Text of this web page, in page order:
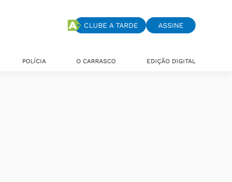
CLUBE A TARDE ASSINE
POLÍCIA O CARRASCO EDIÇÃO DIGITAL